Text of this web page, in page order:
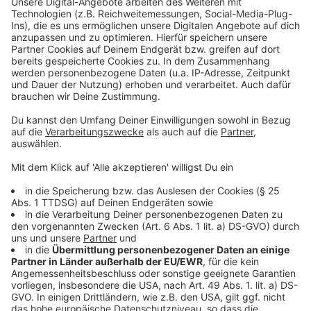
nach der Demo sehr voll werden, so eine Sprecherin.
Die Veranstaltung startet um fünf nach 12 (12:05 Uhr)
und geht bis etwa 14 Uhr.
Anzeige
Weitere Infos und Links zum Thema:
Anzeige
So haben wir gestern vorab berichtet
So informiert die Freie Wohlfahrtspflege NRW
Das ist die Freie Wohlfahrtspflege NRW
So berichten die Kollegen der Rheinischen Post
Auch an Plänen der Bundesregierung gibt es Kritik von